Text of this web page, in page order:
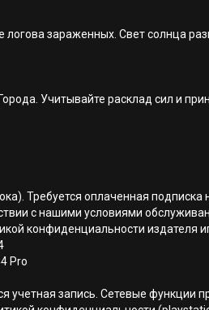
зараженных. Свет солнца
Учитывайте расклад сил и
Требуется оплаченная
с нашими условиями
конфиденциальности издателя
Pro
учетная запись. Сетевые функции